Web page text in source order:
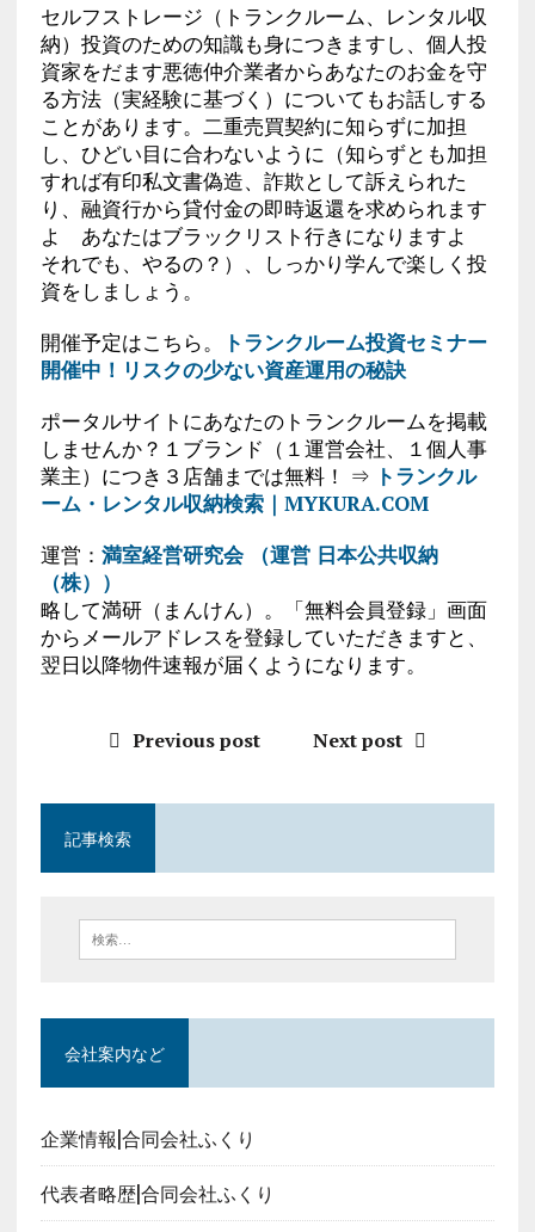
セルフストレージ（トランクルーム、レンタル収
納）投資のための知識も身につきますし、個人投
資家をだます悪徳仲介業者からあなたのお金を守
る方法（実経験に基づく）についてもお話しする
ことがあります。二重売買契約に知らずに加担
し、ひどい目に合わないように（知らずとも加担
すれば有印私文書偽造、詐欺として訴えられた
り、融資行から貸付金の即時返還を求められます
よ あなたはブラックリスト行きになりますよ
それでも、やるの？）、しっかり学んで楽しく投
資をしましょう。
開催予定はこちら。
トランクルーム投資セミナー
開催中！リスクの少ない資産運用の秘訣
ポータルサイトにあなたのトランクルームを掲載
しませんか？１ブランド（１運営会社、１個人事
業主）につき３店舗までは無料！ ⇒ トランクル
ーム・レンタル収納検索｜MYKURA.COM
運営： 満室経営研究会 （運営 日本公共収納
（株））
略して満研（まんけん）。「無料会員登録」画面
からメールアドレスを登録していただきますと、
翌日以降物件速報が届くようになります。
Previous post Next post
記事検索
会社案内など
企業情報|合同会社ふくり
代表者略歴|合同会社ふくり